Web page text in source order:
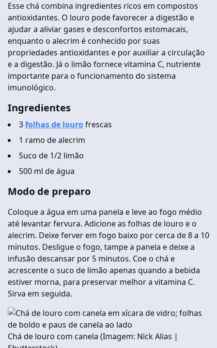
Esse chá combina ingredientes ricos em compostos
antioxidantes. O louro pode favorecer a digestão e
ajudar a aliviar gases e desconfortos estomacais,
enquanto o alecrim é conhecido por suas
propriedades antioxidantes e por auxiliar a circulação
e a digestão. Já o limão fornece vitamina C, nutriente
importante para o funcionamento do sistema
imunológico.
Ingredientes
3folhas de lourofrescas
1 ramo de alecrim
Suco de 1/2 limão
500 ml de água
Modo de preparo
Coloque a água em uma panela e leve ao fogo médio
até levantar fervura. Adicione as folhas de louro e o
alecrim. Deixe ferver em fogo baixo por cerca de 8 a 10
minutos. Desligue o fogo, tampe a panela e deixe a
infusão descansar por 5 minutos. Coe o chá e
acrescente o suco de limão apenas quando a bebida
estiver morna, para preservar melhor a vitamina C.
Sirva em seguida.
Chá de louro com canela (Imagem: Nick Alias |